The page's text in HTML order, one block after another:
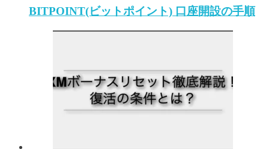
BITPOINT(ビットポイント) 口座開設の手順